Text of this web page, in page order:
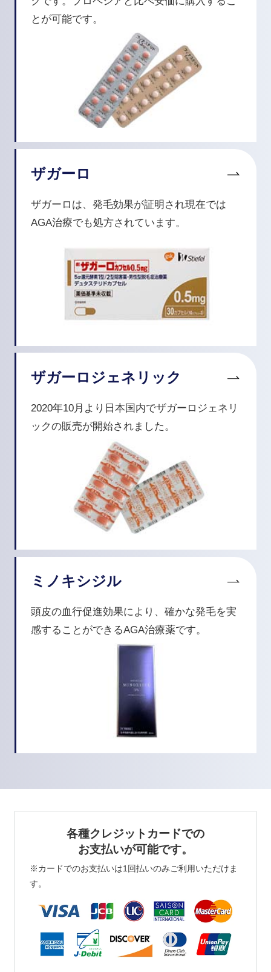
とが可能です。
ザガーロ
ザガーロは、発毛効果が証明され現在では
AGA治療でも処方されています。
ザガーロジェネリック
2020年10月より日本国内でザガーロジェネリ
ックの販売が開始されました。
ミノキシジル
頭皮の血行促進効果により、確かな発毛を実
感することができるAGA治療薬です。
各種クレジットカードでの
お支払いが可能です。
※カードでのお支払いは1回払いのみご利用いただけま
す。